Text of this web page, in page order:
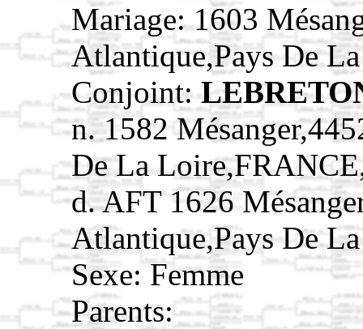
Mariage: 1603
Atlantique,Pays De
Conjoint:
n. 1582
De La
d. AFT 1626
Atlantique,Pays De
Sexe: Femme
Parents: